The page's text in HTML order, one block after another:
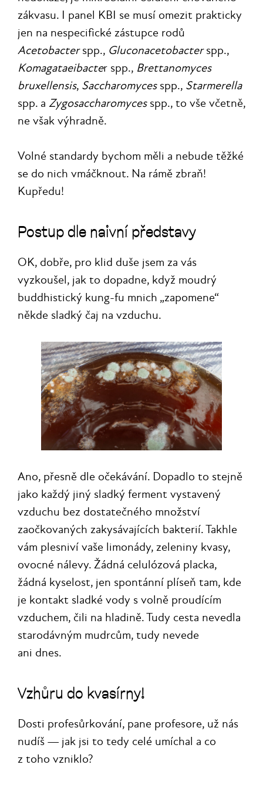
zákvasu. I panel KBI se musí omezit prakticky
jen na nespecifické zástupce rodů
Acetobacterspp., Gluconacetobacterspp.,
Komagataeibacter spp., Brettanomyces
bruxellensis, Saccharomycesspp., Starmerella
spp. a Zygosaccharomycesspp., to vše včetně,
ne však výhradně.
Volné standardy bychom měli a nebude těžké
se do nich vmáčknout. Na rámě zbraň!
Kupředu!
Postup dle naivní představy
OK, dobře, pro klid duše jsem za vás
vyzkoušel, jak to dopadne, když moudrý
buddhistický kung-fu mnich „zapomene“
někde sladký čaj na vzduchu.
Ano, přesně dle očekávání. Dopadlo to stejně
jako každý jiný sladký ferment vystavený
vzduchu bez dostatečného množství
zaočkovaných zakysávajících bakterií. Takhle
vám plesniví vaše limonády, zeleniny kvasy,
ovocné nálevy. Žádná celulózová placka,
žádná kyselost, jen spontánní plíseň tam, kde
je kontakt sladké vody s volně proudícím
vzduchem, čili na hladině. Tudy cesta nevedla
starodávným mudrcům, tudy nevede
ani dnes.
Vzhůru do kvasírny!
Dosti profesůrkování, pane profesore, už nás
nudíš — jak jsi to tedy celé umíchal a co
z toho vzniklo?